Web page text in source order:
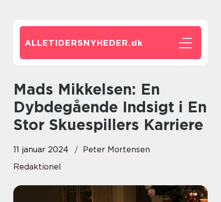
ALLETIDERSNYHEDER.dk
Mads Mikkelsen: En
Dybdegående Indsigt i En
Stor Skuespillers Karriere
11 januar 2024
Peter Mortensen
Redaktionel